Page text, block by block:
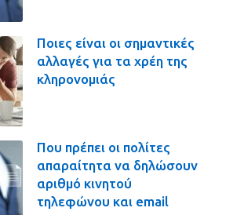
Ποιες είναι οι σημαντικές
αλλαγές για τα χρέη της
κληρονομιάς
Που πρέπει οι πολίτες
απαραίτητα να δηλώσουν
αριθμό κινητού
τηλεφώνου και email